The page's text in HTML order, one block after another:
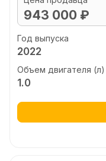
943 000 ₽
Год выпуска
2022
Объем двигателя (л)
1.0